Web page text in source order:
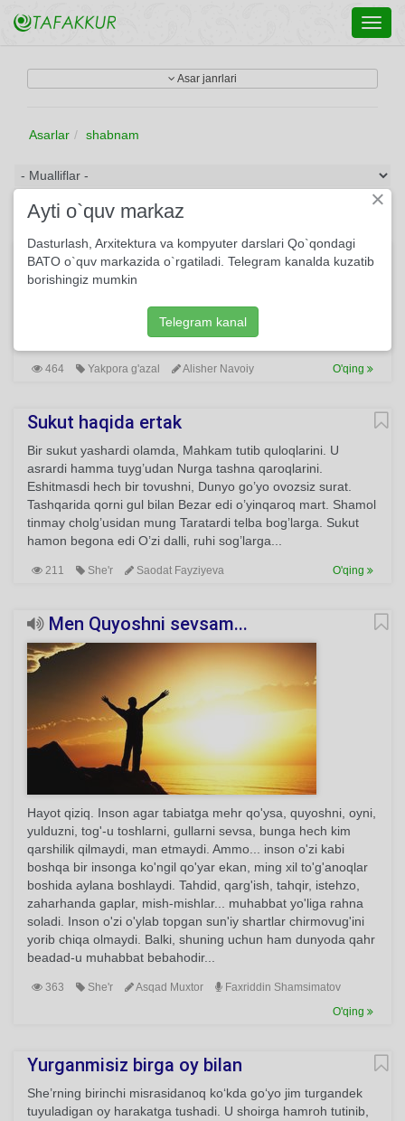
Asar janrlari
Asarlar shabnam
Ko‘rganimdur subhning…
Ko‘rganimdur subhning pirohanidin chokrok, Kirpikim
g‘amnokidin to shodmon ko‘rdum seni, Istaram har damki,
bo‘lg‘ay xotirim g‘amnoknok.
464 Yakpora g'azal Alisher Navoiy O'qing
Sukut haqida ertak
Bir sukut yashardi olamda, Mahkam tutib quloqlarini. U
asrardi hamma tuyg’udan Nurga tashna qaroqlarini.
Eshitmasdi hech bir tovushni, Dunyo go’yo ovozsiz surat.
Tashqarida qorni gul bilan Bezar edi o’yinqaroq mart. Shamol
tinmay cholg’usidan mung Taratardi telba bog’larga. Sukut
hamon begona edi O’zi dalli, ruhi sog’larga...
211 She'r Saodat Fayziyeva O'qing
Men Quyoshni sevsam...
Hayot qiziq. Inson agar tabiatga mehr qo'ysa, quyoshni, oyni,
yulduzni, tog'-u toshlarni, gullarni sevsa, bunga hech kim
qarshilik qilmaydi, man etmaydi. Ammo... inson o'zi kabi
boshqa bir insonga ko'ngil qo'yar ekan, ming xil to'g'anoqlar
boshida aylana boshlaydi. Tahdid, qarg'ish, tahqir, istehzo,
zaharhanda gaplar, mish-mishlar... muhabbat yo'liga rahna
soladi. Inson o'zi o'ylab topgan sun'iy shartlar chirmovug'ini
yorib chiqa olmaydi. Balki, shuning uchun ham dunyoda qahr
beadad-u muhabbat bebahodir...
363 She'r Asqad Muxtor
Faxriddin Shamsimatov
O'qing
Yurganmisiz birga oy bilan
She’rning birinchi misrasidanoq ko‘kda go‘yo jim turgandek
tuyuladigan oy harakatga tushadi. U shoirga hamroh tutinib,
×
Ayti o`quv markaz
Dasturlash, Arxitektura va kompyuter darslari Qo`qondagi
BATO o`quv markazida o`rgatiladi. Telegram kanalda kuzatib
borishingiz mumkin
Telegram kanal